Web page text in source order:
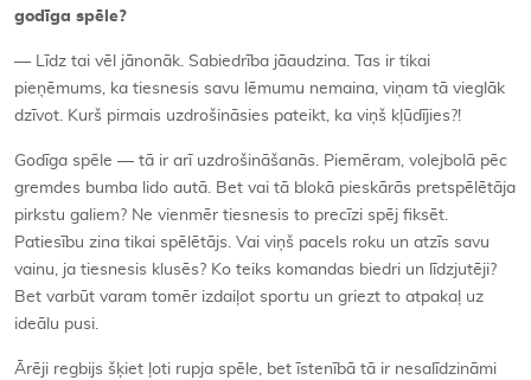
godīga spēle?
— Līdz tai vēl jānonāk. Sabiedrība jāaudzina. Tas ir tikai
pieņēmums, ka tiesnesis savu lēmumu nemaina, viņam tā vieglāk
dzīvot. Kurš pirmais uzdrošināsies pateikt, ka viņš kļūdījies?!
Godīga spēle — tā ir arī uzdrošināšanās. Piemēram, volejbolā pēc
gremdes bumba lido autā. Bet vai tā blokā pieskārās pretspēlētāja
pirkstu galiem? Ne vienmēr tiesnesis to precīzi spēj fiksēt.
Patiesību zina tikai spēlētājs. Vai viņš pacels roku un atzīs savu
vainu, ja tiesnesis klusēs? Ko teiks komandas biedri un līdzjutēji?
Bet varbūt varam tomēr izdaiļot sportu un griezt to atpakaļ uz
ideālu pusi.
Ārēji regbijs šķiet ļoti rupja spēle, bet īstenībā tā ir nesalīdzināmi